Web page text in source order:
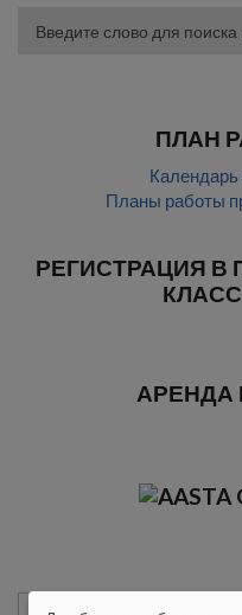
themetheme visibilitytheme
ПЛАН
Планы работы
РЕГИСТРАЦИЯ